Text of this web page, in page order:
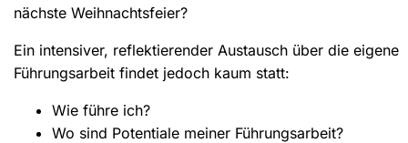
nächste Weihnachtsfeier?
Ein intensiver, reflektierender Austausch über die eigene
Führungsarbeit findet jedoch kaum statt:
Wie führe ich?
Wo sind Potentiale meiner Führungsarbeit?